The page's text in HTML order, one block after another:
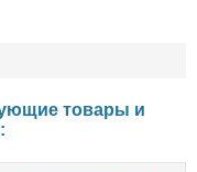
товары и